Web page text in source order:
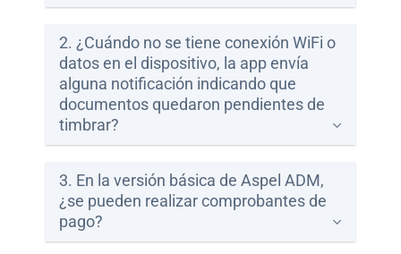
Portabilidad
2. ¿Cuándo no se tiene conexión WiFi o
datos en el dispositivo, la app envía
alguna notificación indicando que
documentos quedaron pendientes de
timbrar?
3. En la versión básica de Aspel ADM,
¿se pueden realizar comprobantes de
pago?